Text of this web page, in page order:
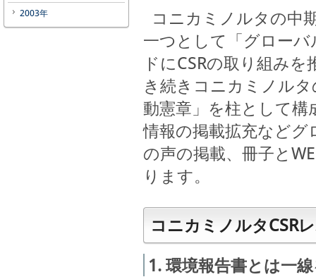
コニカミノルタの中
一つとして「グロー
ドにCSRの取り組み
き続きコニカミノル
動憲章」を柱として
情報の掲載拡充など
の声の掲載、冊子と
ります。
コニカミノルタCSR
1. 環境報告書とは一
2003年